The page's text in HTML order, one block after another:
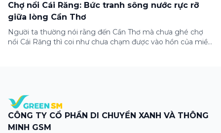
Chợ nổi Cái Răng: Bức tranh sông nước rực rỡ
giữa lòng Cần Thơ
Người ta thường nói rằng đến Cần Thơ mà chưa ghé chợ
nổi Cái Răng thì coi như chưa chạm được vào hồn của miền
CÔNG TY CỔ PHẦN DI CHUYỂN XANH VÀ THÔNG
MINH GSM